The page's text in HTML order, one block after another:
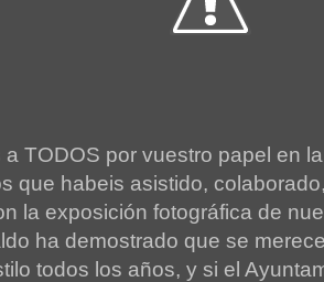
a TODOS por vuestro papel en
que habeis asistido,
la exposición fotográfica de
ha demostrado que se
todos los años, y si el